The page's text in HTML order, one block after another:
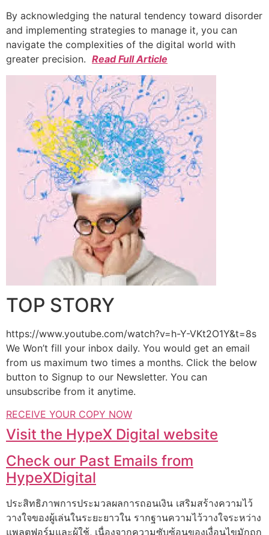
By acknowledging the natural tendency toward disorder
and implementing strategies to manage it, you can
navigate the complexities of the digital world with
greater precision. Read Full Article
TOP STORY
https://www.youtube.com/watch?v=h-Y-VKt2O1Y&t=8s
We Won’t fill your inbox daily. You would get an email
from us maximum two times a months. Click the below
button to Signup to our Newsletter. You can
unsubscribe from it anytime.
RECEIVE YOUR COPY NOW
Visit the HypeX Digital website
Check our Past Emails from
HypeXDigital
ประสิทธิภาพการประมวลผลการถอนเงิน เสริมสร้างความไว้
วางใจของผู้เล่นในระยะยาวใน รากฐานความไว้วางใจระหว่าง
แพลตฟอร์มและผู้ใช้, เนื่องจากความซับซ้อนของเงื่อนไขมักถูก